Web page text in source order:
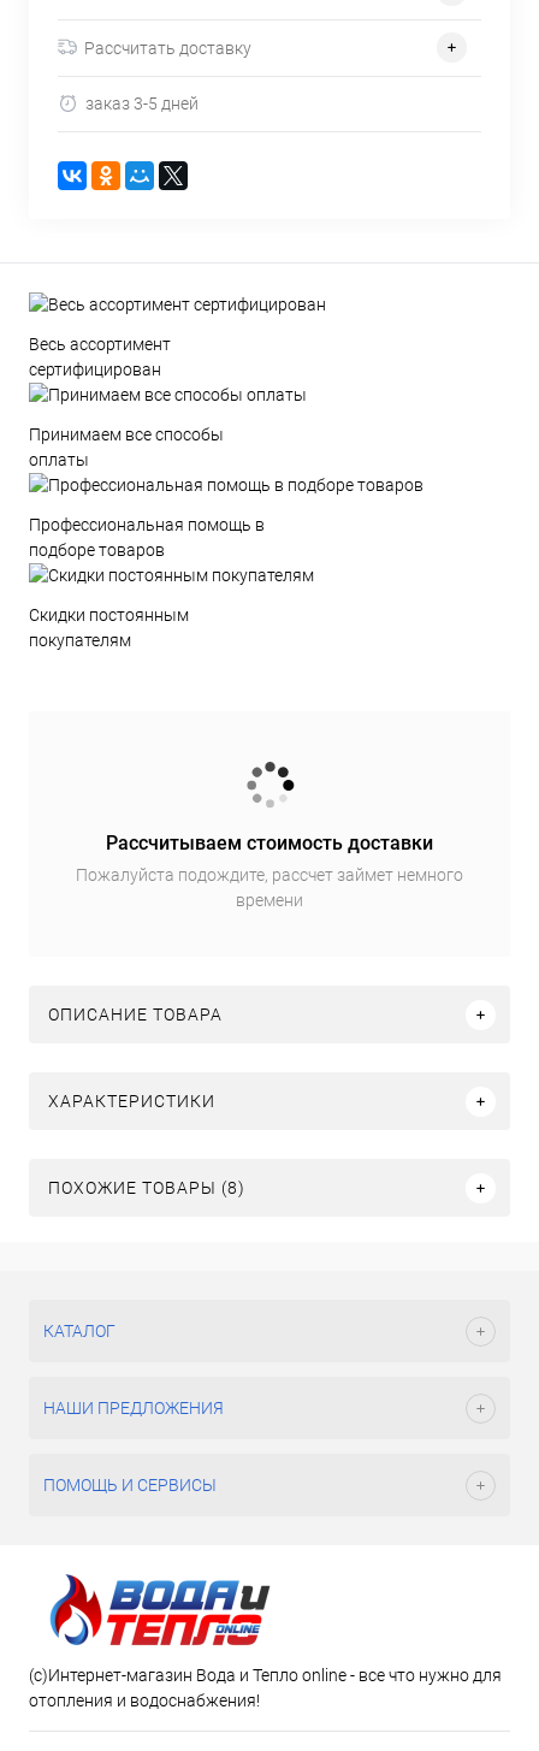
Рассчитать доставку
заказ 3-5 дней
Весь ассортимент
сертифицирован
Принимаем все способы
оплаты
Профессиональная помощь в
подборе товаров
Скидки постоянным
покупателям
Рассчитываем стоимость доставки
Пожалуйста подождите, рассчет займет немного
времени
ОПИСАНИЕ ТОВАРА
ХАРАКТЕРИСТИКИ
ПОХОЖИЕ ТОВАРЫ (8)
КАТАЛОГ
НАШИ ПРЕДЛОЖЕНИЯ
ПОМОЩЬ И СЕРВИСЫ
(c)Интернет-магазин Вода и Тепло online - все что нужно для
отопления и водоснабжения!